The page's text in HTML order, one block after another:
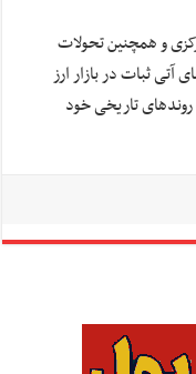
و همچنین تحولات
ثبات در بازار ارز
تاریخی خود